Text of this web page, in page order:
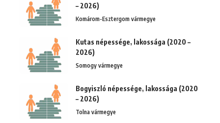
– 2026)
Komárom-Esztergom vármegye
Kutas népessége, lakossága (2020 –
2026)
Somogy vármegye
Bogyiszló népessége, lakossága (2020
– 2026)
Tolna vármegye